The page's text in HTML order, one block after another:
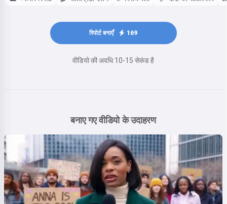
रिपोर्ट बनाएँ 169
वीडियो की अवधि 10-15 सेकंड है
बनाए गए वीडियो के उदाहरण